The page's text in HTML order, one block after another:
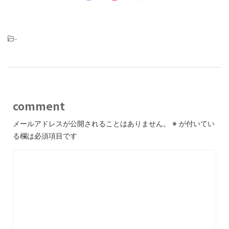
-
comment
メールアドレスが公開されることはありません。 ※ が付いてい
る欄は必須項目です